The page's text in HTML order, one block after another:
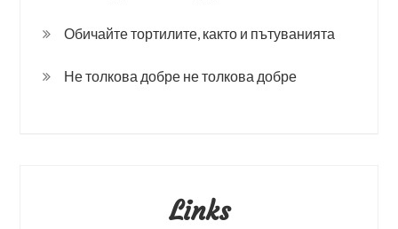
Обичайте тортилите, както и пътуванията
Не толкова добре не толкова добре
Links